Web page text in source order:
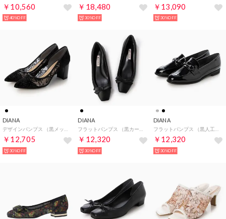
￥10,560
40%OFF
￥18,480
30%OFF
￥13,090
30%OFF
DIANA
￥12,705
30%OFF
DIANA
￥12,320
30%OFF
DIANA
￥12,320
30%OFF